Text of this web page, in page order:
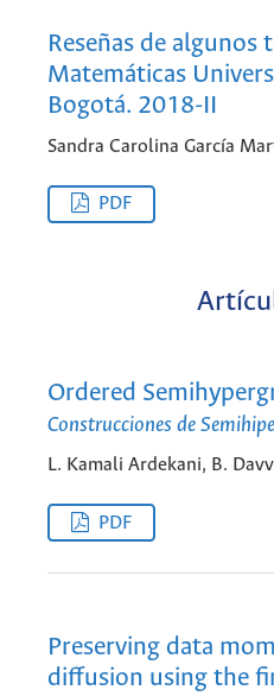
Reseñas de algunos
Matemáticas
Bogotá. 2018-II
Sandra Carolina García
PDF
Ordered
Construcciones de
L. Kamali Ardekani, B.
PDF
Preserving data
diffusion using the